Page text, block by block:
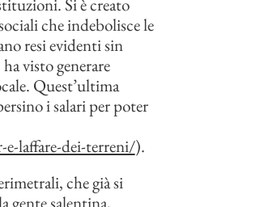
che indebolisce le
resi evidenti sin
visto generare
Quest’ultima
i salari per poter
laffare-dei-terreni/).
che già si
gente salentina,